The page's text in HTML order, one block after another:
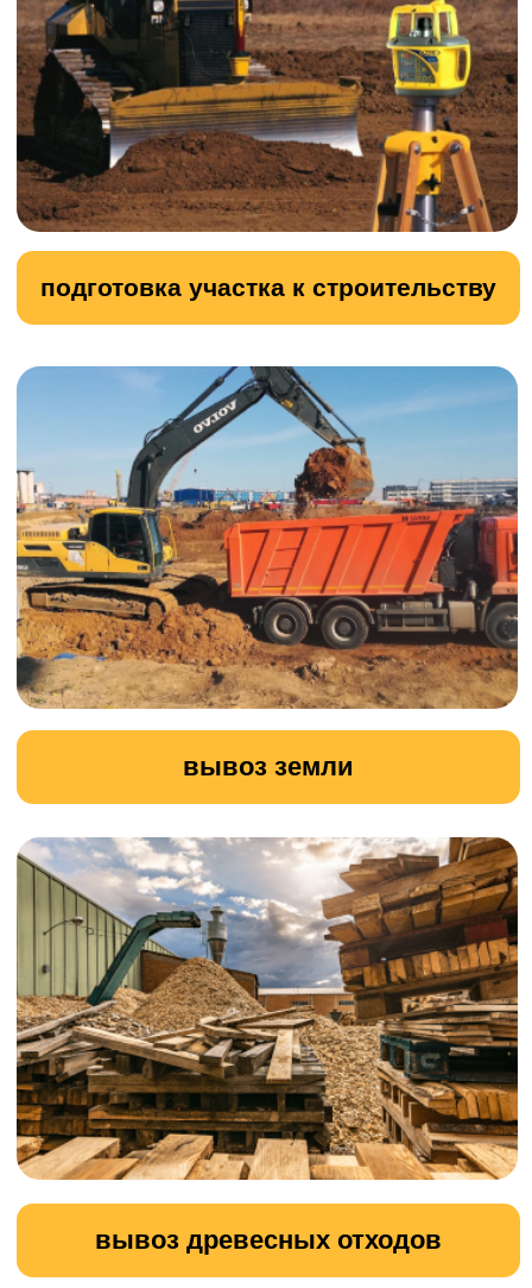
вывоз строительного мусора
прокладка временной дороги